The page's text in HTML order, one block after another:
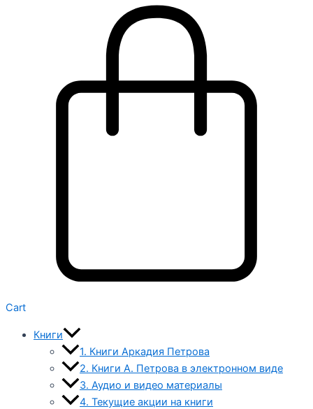
Cart
Книги
1. Книги Аркадия Петрова
2. Книги А. Петрова в электронном виде
3. Аудио и видео материалы
4. Текущие акции на книги